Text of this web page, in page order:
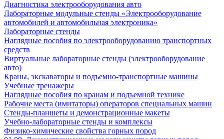
Диагностика электрооборудования авто
Лабораторные модульные стенды «Электрооборудование
автомобилей и автомобильная электроника»
Лабораторные стенды
Наглядные пособия по электрооборудованию транспортных
средств
Виртуальные лабораторные стенды (электрооборудование
авто)
Краны, экскаваторы и подъемно-транспортные машины
Учебные тренажеры
Наглядные пособия по кранам и подъемной технике
Рабочие места (имитаторы) операторов специальных машин
Стенды-планшеты и демонстрационные макеты
Учебно-лабораторные стенды и комплексы
Физико-химические свойства горных пород